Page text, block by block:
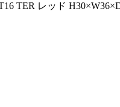
TER レッド